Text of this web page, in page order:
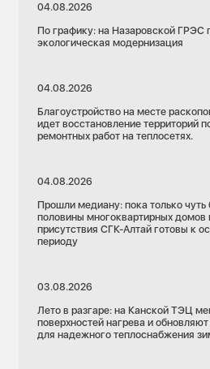
04.08.2026
По графику: на Назаровской ГРЭС
экологическая модернизация
04.08.2026
Благоустройство на месте
идет восстановление территорий
ремонтных работ на теплосетях.
04.08.2026
Прошли медиану: пока только чуть
половины многоквартирных домов
присутствия СГК-Алтай готовы к
периоду
03.08.2026
Лето в разгаре: на Канской ТЭЦ
поверхностей нагрева и обновляют
для надежного теплоснабжения